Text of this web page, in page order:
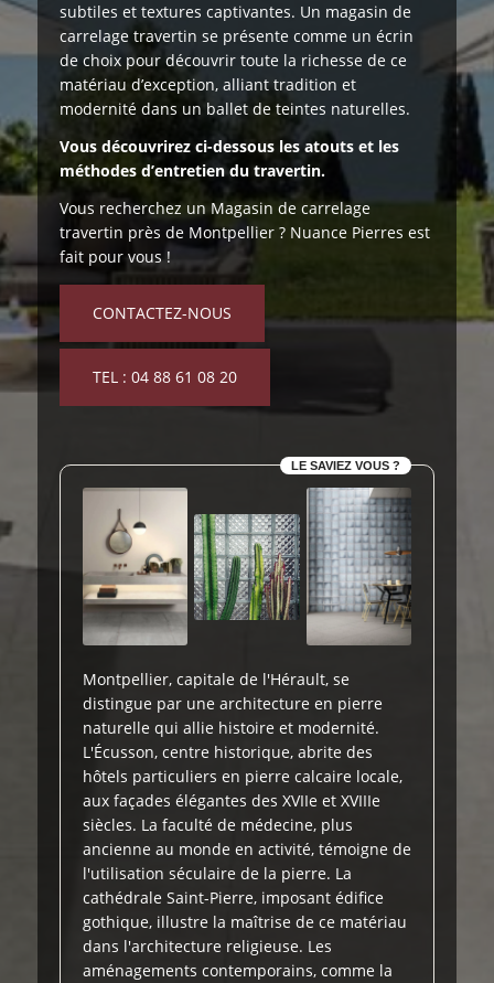
subtiles et textures captivantes. Un magasin de
carrelage travertin se présente comme un écrin
de choix pour découvrir toute la richesse de ce
matériau d’exception, alliant tradition et
modernité dans un ballet de teintes naturelles.
Vous découvrirez ci-dessous les atouts et les
méthodes d’entretien du travertin.
Vous recherchez un Magasin de carrelage
travertin près de Montpellier ? Nuance Pierres est
fait pour vous !
CONTACTEZ-NOUS
TEL : 04 88 61 08 20
LE SAVIEZ VOUS ?
Montpellier, capitale de l'Hérault, se
distingue par une architecture en pierre
naturelle qui allie histoire et modernité.
L'Écusson, centre historique, abrite des
hôtels particuliers en pierre calcaire locale,
aux façades élégantes des XVIIe et XVIIIe
siècles. La faculté de médecine, plus
ancienne au monde en activité, témoigne de
l'utilisation séculaire de la pierre. La
cathédrale Saint-Pierre, imposant édifice
gothique, illustre la maîtrise de ce matériau
dans l'architecture religieuse. Les
aménagements contemporains, comme la